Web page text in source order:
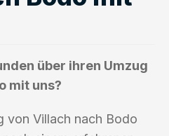
über ihren Umzug
mit uns?
von Villach nach Bodo